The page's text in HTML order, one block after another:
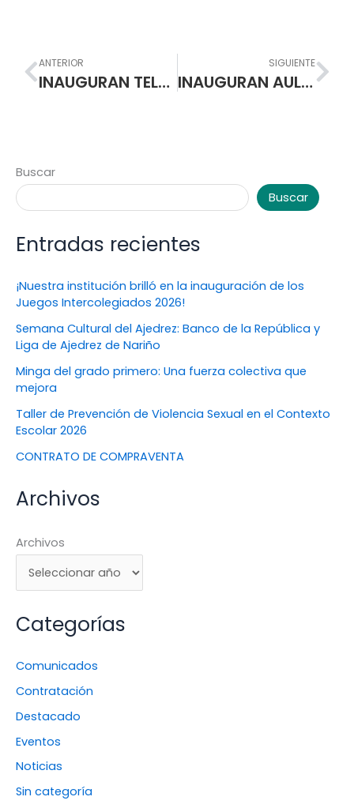
Prev
ANTERIOR
INAUGURAN TELECENTRO
SIGUIENTE
INAUGURAN AULA DE TECNOLOGÍA PARA LOS MÁS CHICOS
Buscar
Buscar
Entradas recientes
¡Nuestra institución brilló en la inauguración de los
Juegos Intercolegiados 2026!
Semana Cultural del Ajedrez: Banco de la República y
Liga de Ajedrez de Nariño
Minga del grado primero: Una fuerza colectiva que
mejora
Taller de Prevención de Violencia Sexual en el Contexto
Escolar 2026
CONTRATO DE COMPRAVENTA
Archivos
Archivos
Categorías
Comunicados
Contratación
Destacado
Eventos
Noticias
Sin categoría